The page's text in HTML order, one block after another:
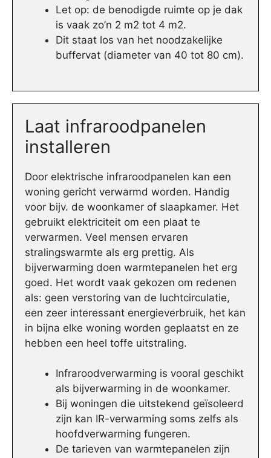
Let op: de benodigde ruimte op je dak
is vaak zo’n 2 m2 tot 4 m2.
Dit staat los van het noodzakelijke
buffervat (diameter van 40 tot 80 cm).
Laat infraroodpanelen
installeren
Door elektrische infraroodpanelen kan een
woning gericht verwarmd worden. Handig
voor bijv. de woonkamer of slaapkamer. Het
gebruikt elektriciteit om een plaat te
verwarmen. Veel mensen ervaren
stralingswarmte als erg prettig. Als
bijverwarming doen warmtepanelen het erg
goed. Het wordt vaak gekozen om redenen
als: geen verstoring van de luchtcirculatie,
een zeer interessant energieverbruik, het kan
in bijna elke woning worden geplaatst en ze
hebben een heel toffe uitstraling.
Infraroodverwarming is vooral geschikt
als bijverwarming in de woonkamer.
Bij woningen die uitstekend geïsoleerd
zijn kan IR-verwarming soms zelfs als
hoofdverwarming fungeren.
De tarieven van warmtepanelen zijn